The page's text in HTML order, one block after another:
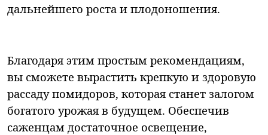
дальнейшего роста и плодоношения.
Благодаря этим простым рекомендациям,
вы сможете вырастить крепкую и здоровую
рассаду помидоров, которая станет залогом
богатого урожая в будущем. Обеспечив
саженцам достаточное освещение,